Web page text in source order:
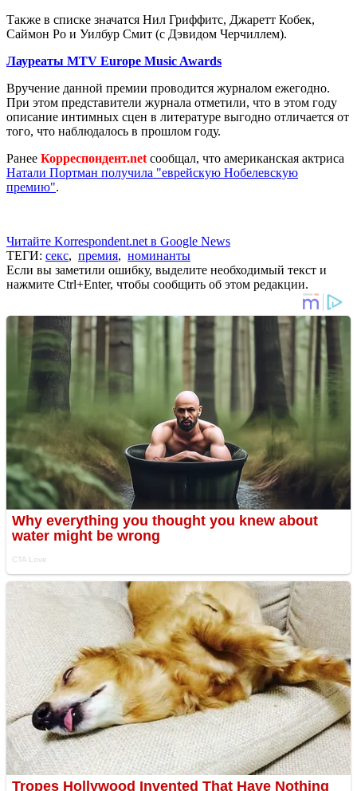
Также в списке значатся Нил Гриффитс, Джаретт Кобек,
Саймон Ро и Уилбур Смит (с Дэвидом Черчиллем).
Лауреаты MTV Europe Music Awards
Вручение данной премии проводится журналом ежегодно.
При этом представители журнала отметили, что в этом году
описание интимных сцен в литературе выгодно отличается от
того, что наблюдалось в прошлом году.
Ранее Корреспондент.net сообщал, что американская актриса
Натали Портман получила "еврейскую Нобелевскую
премию".
Читайте Korrespondent.net в Google News
ТЕГИ: секс, премия, номинанты
Если вы заметили ошибку, выделите необходимый текст и
нажмите Ctrl+Enter, чтобы сообщить об этом редакции.